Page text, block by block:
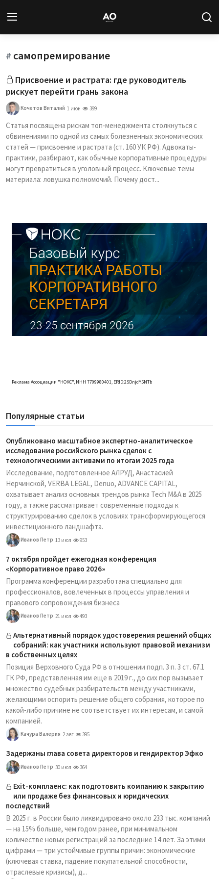
Вход Регистрация
Новости
Статьи
Авторы
Архив
База знаний
# самопремирование
Присвоение и растрата: где руководитель
рискует перейти грань закона
Кочетов Виталий 1 июн 399
Статья посвящена рискам топ-менеджмента столкнуться с
обвинениями по одной из самых болезненных экономических
статей — присвоение и растрата (ст. 160 УК РФ). Адвокаты-
практики, разбирают, как обычные корпоративные процедуры
могут превратиться в уголовный процесс. Ключевые темы
материала: ловушка полномочий. Почему дост...
Реклама Ассоциации "НОКС", ИНН 7709980401, ERID:2SDnjdY5NTb
Популярные статьи
Опубликовано масштабное экспертно-аналитическое
исследование российского рынка сделок с
технологическими активами по итогам 2025 года
Исследование, подготовленное АЛРУД, Анастасией
Нерчинской, VERBA LEGAL, Denuo, ADVANCE CAPITAL,
охватывает анализ основных трендов рынка Tech M&A в 2025
году, а также рассматривает современные подходы к
структурированию сделок в условиях трансформирующегося
инвестиционного ландшафта.
Иванов Петр 13 июл 953
7 октября пройдет ежегодная конференция
«Корпоративное право 2026»
Программа конференции разработана специально для
профессионалов, вовлеченных в процессы управления и
правового сопровождения бизнеса
Иванов Петр 21 июл 493
Альтернативный порядок удостоверения решений общих
собраний: как участники используют правовой механизм
в собственных целях
Позиция Верховного Суда РФ в отношении подп. 3 п. 3 ст. 67.1
ГК РФ, представленная им еще в 2019 г., до сих пор вызывает
множество судебных разбирательств между участниками,
желающими оспорить решение общего собрания, которое по
какой-либо причине не соответствует их интересам, и самой
компанией.
Качура Валерия 2 авг 395
Задержаны глава совета директоров и гендиректор Эфко
Иванов Петр 30 июл 364
Exit-комплаенс: как подготовить компанию к закрытию
или продаже без финансовых и юридических
последствий
В 2025 г. в России было ликвидировано около 233 тыс. компаний
— на 15% больше, чем годом ранее, при минимальном
количестве новых регистраций за последние 14 лет. За этими
цифрами — три устойчивые группы причин: экономические
(ключевая ставка, падение покупательной способности,
отраслевые кризисы), д...